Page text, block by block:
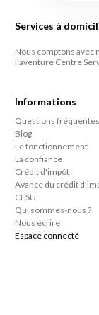
Services à
Nous comptons avec
l'aventure Centre
Informations
Questions fréquentes
Blog
Le fonctionnement
La confiance
Crédit d'impôt
Avance du crédit
CESU
Qui sommes-nous ?
Nous écrire
Espace connecté